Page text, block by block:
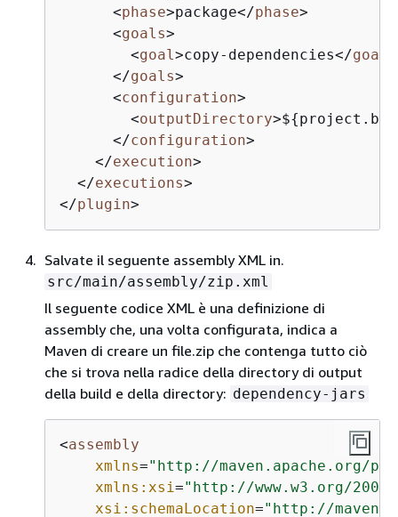
<phase>package</phase>
<goals>
<goal >copy-dependencies</goal
</goals>
<configuration>
<outputDirectory>${
</configuration>
</execution>
</executions>
</plugin>
Salvate il seguente assembly XML in.
src/main/assembly/zip.xml
Il seguente codice XML è una definizione di
assembly che, una volta configurata, indica a
Maven di creare un file.zip che contenga tutto ciò
che si trova nella radice della directory di output
della build e della directory: dependency-jars
<assembly
xmlns="http://maven.apache.org/
xmlns:xsi ="http://www.w3.org/2001/
xsi:schemaLocation="http://